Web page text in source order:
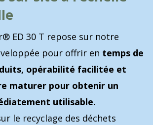
ED 30 T repose sur notre
pour offrir en temps de
opérabilité facilitée et
maturer pour obtenir un
utilisable.
le recyclage des déchets